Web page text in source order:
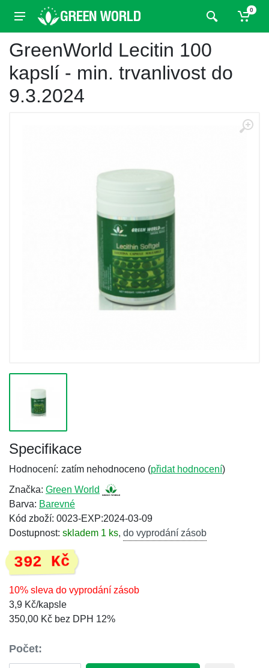
0
GreenWorld Lecitin 100
kapslí - min. trvanlivost do
9.3.2024
Specifikace
Hodnocení: zatím nehodnoceno (přidat hodnocení)
Značka: Green World
Barva: Barevné
Kód zboží: 0023-EXP:2024-03-09
Dostupnost: skladem 1 ks, do vyprodání zásob
392 Kč
10% sleva do vyprodání zásob
3,9 Kč/kapsle
350,00 Kč bez DPH 12%
Počet: